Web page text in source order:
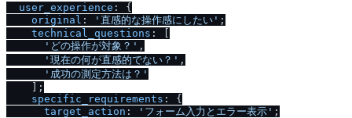
user_experience : {
original : '直感的な操作感にしたい' ;
technical_questions : [
'どの操作が対象？' ,
'現在の何が直感的でない？' ,
'成功の測定方法は？'
    ];
specific_requirements : {
target_action : 'フォーム入力とエラー表示' ;